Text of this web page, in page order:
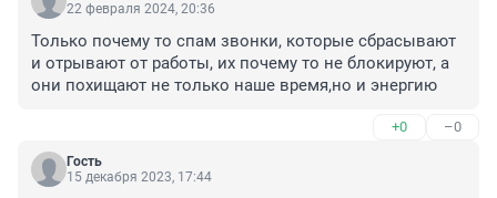
22 февраля 2024, 20:36
Только почему то спам звонки, которые сбрасывают
и отрывают от работы, их почему то не блокируют, а
они похищают не только наше время,но и энергию
+0 –0
Гость
15 декабря 2023, 17:44